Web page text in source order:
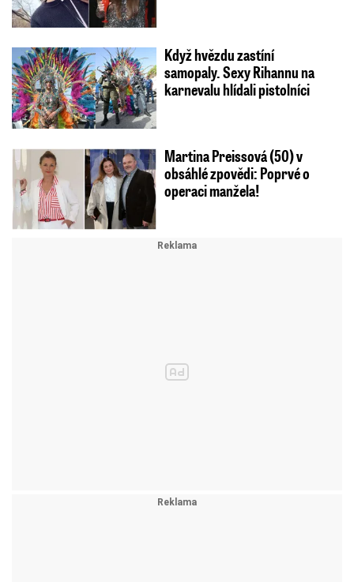
Když hvězdu zastíní
samopaly. Sexy Rihannu na
karnevalu hlídali pistolníci
Martina Preissová (50) v
obsáhlé zpovědi: Poprvé o
operaci manžela!